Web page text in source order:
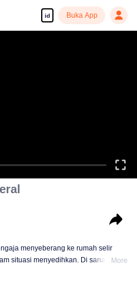
id Buka App
menyeberang ke rumah selir
situasi menyedihkan. Di sana iaMore